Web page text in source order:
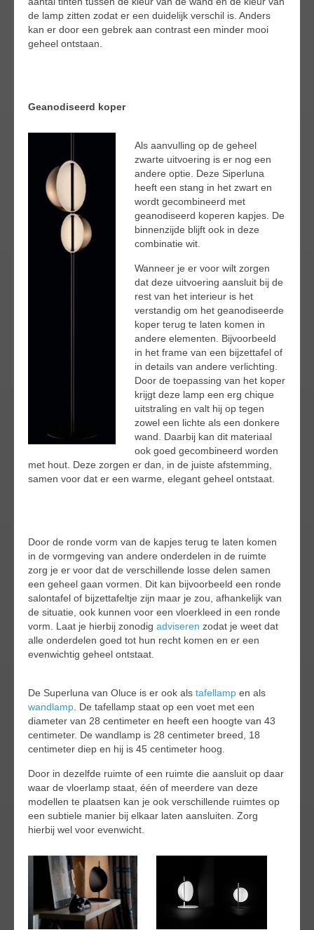
de lamp zitten zodat er een duidelijk verschil is. Anders
kan er door een gebrek aan contrast een minder mooi
geheel ontstaan.
Geanodiseerd koper
Als aanvulling op de geheel
zwarte uitvoering is er nog een
andere optie. Deze Siperluna
heeft een stang in het zwart en
wordt gecombineerd met
geanodiseerd koperen kapjes. De
binnenzijde blijft ook in deze
combinatie wit.
Wanneer je er voor wilt zorgen
dat deze uitvoering aansluit bij de
rest van het interieur is het
verstandig om het geanodiseerde
koper terug te laten komen in
andere elementen. Bijvoorbeeld
in het frame van een bijzettafel of
in details van andere verlichting.
Door de toepassing van het koper
krijgt deze lamp een erg chique
uitstraling en valt hij op tegen
zowel een lichte als een donkere
wand. Daarbij kan dit materiaal
ook goed gecombineerd worden
met hout. Deze zorgen er dan, in de juiste afstemming,
samen voor dat er een warme, elegant geheel ontstaat.
Door de ronde vorm van de kapjes terug te laten komen
in de vormgeving van andere onderdelen in de ruimte
zorg je er voor dat de verschillende losse delen samen
een geheel gaan vormen. Dit kan bijvoorbeeld een ronde
salontafel of bijzettafeltje zijn maar je zou, afhankelijk van
de situatie, ook kunnen voor een vloerkleed in een ronde
vorm. Laat je hierbij zonodig adviseren zodat je weet dat
alle onderdelen goed tot hun recht komen en er een
evenwichtig geheel ontstaat.
De Superluna van Oluce is er ook als tafellamp en als
wandlamp . De tafellamp staat op een voet met een
diameter van 28 centimeter en heeft een hoogte van 43
centimeter. De wandlamp is 28 centimeter breed, 18
centimeter diep en hij is 45 centimeter hoog.
Door in dezelfde ruimte of een ruimte die aansluit op daar
waar de vloerlamp staat, één of meerdere van deze
modellen te plaatsen kan je ook verschillende ruimtes op
een subtiele manier bij elkaar laten aansluiten. Zorg
hierbij wel voor evenwicht.